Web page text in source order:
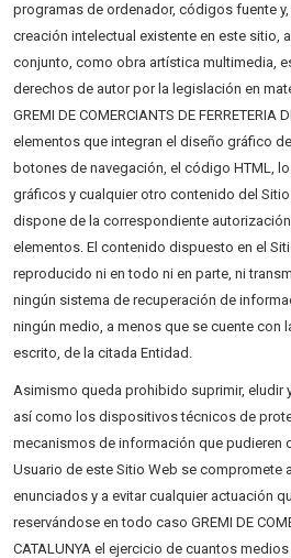
programas de ordenador, códigos fuente
creación intelectual existente en este sitio,
conjunto, como obra artística multimedia,
derechos de autor por la legislación en
GREMI DE COMERCIANTS DE
elementos que integran el diseño gráfico
botones de navegación, el código HTML,
gráficos y cualquier otro contenido del
dispone de la correspondiente
elementos. El contenido dispuesto en el
reproducido ni en todo ni en parte, ni
ningún sistema de recuperación de
ningún medio, a menos que se cuente con
escrito, de la citada Entidad.
Asimismo queda prohibido suprimir, eludir
así como los dispositivos técnicos de
mecanismos de información que pudieren
Usuario de este Sitio Web se compromete
enunciados y a evitar cualquier actuación
reservándose en todo caso GREMI DE
CATALUNYA el ejercicio de cuantos